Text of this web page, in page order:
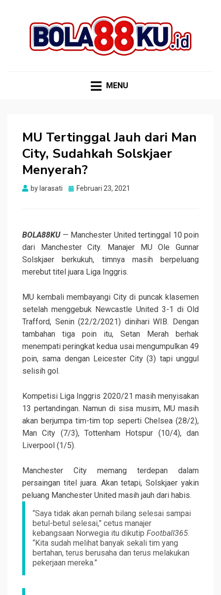
MENU
MU Tertinggal Jauh dari Man
City, Sudahkah Solskjaer
Menyerah?
by larasati
Posted
Februari 23, 2021
BOLA88KU— Manchester United tertinggal 10 poin
dari Manchester City. Manajer MU Ole Gunnar
Solskjaer berkukuh, timnya masih berpeluang
merebut titel juara Liga Inggris.
MU kembali membayangi City di puncak klasemen
setelah menggebuk Newcastle United 3-1 di Old
Trafford, Senin (22/2/2021) dinihari WIB. Dengan
tambahan tiga poin itu, Setan Merah berhak
menempati peringkat kedua usai mengumpulkan 49
poin, sama dengan Leicester City (3) tapi unggul
selisih gol.
Kompetisi Liga Inggris 2020/21 masih menyisakan
13 pertandingan. Namun di sisa musim, MU masih
akan berjumpa tim-tim top seperti Chelsea (28/2),
Man City (7/3), Tottenham Hotspur (10/4), dan
Liverpool (1/5).
Manchester City memang terdepan dalam
persaingan titel juara. Akan tetapi, Solskjaer yakin
peluang Manchester United masih jauh dari habis.
“Saya tidak akan pernah bilang selesai sampai
betul-betul selesai,” cetus manajer
kebangsaan Norwegia itu dikutip Football365.
“Kita sudah melihat banyak sekali tim yang
bertahan, terus berusaha dan terus melakukan
pekerjaan mereka.”